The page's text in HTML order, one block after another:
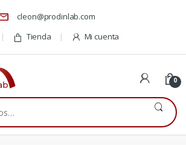
cleon@prodinlab.com
Tienda Mi cuenta
0